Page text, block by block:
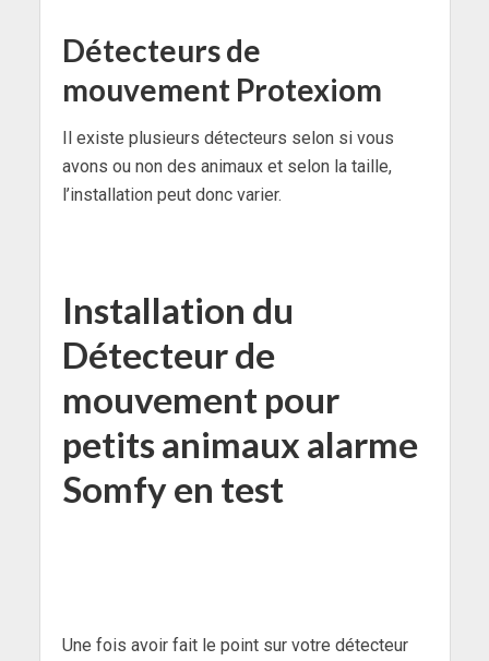
Détecteurs de
mouvement Protexiom
Il existe plusieurs détecteurs selon si vous
avons ou non des animaux et selon la taille,
l’installation peut donc varier.
Installation du
Détecteur de
mouvement pour
petits animaux alarme
Somfy en test
Une fois avoir fait le point sur votre détecteur